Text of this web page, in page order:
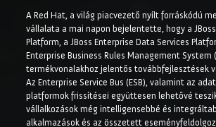
A Red Hat, a világ piacvezető nyílt forráskódú
vállalata a mai napon bejelentette, hogy a
Platform, a JBoss Enterprise Data Services
Enterprise Business Rules Management System
termékvonalakhoz jelentős továbbfejlesztések
Az Enterprise Service Bus (ESB), valamint az
platformok frissítései együttesen lehetővé
vállalkozások még intelligensebbé és
alkalmazások és az összetett